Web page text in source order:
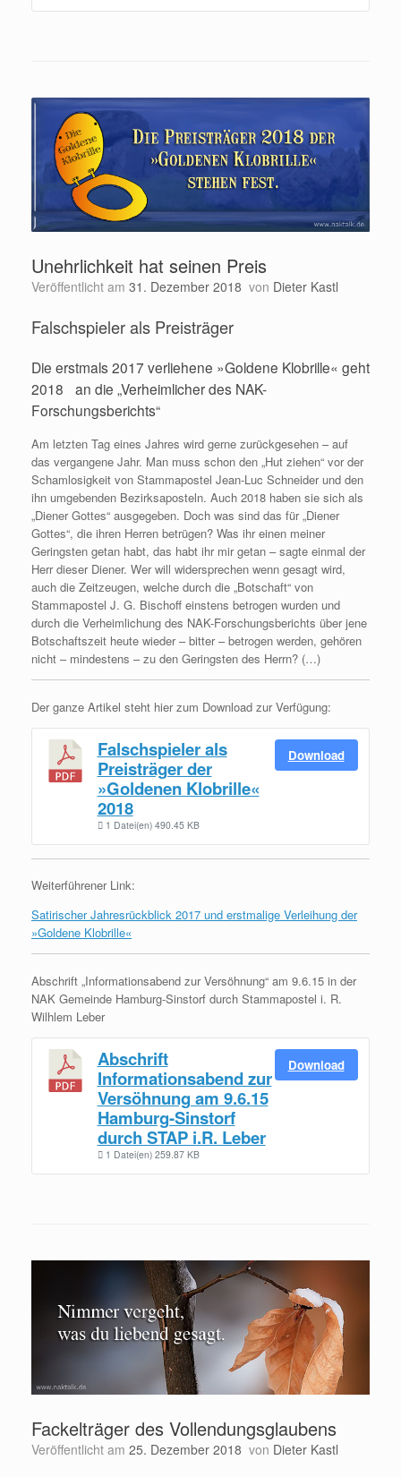
Unehrlichkeit hat seinen Preis
Veröffentlicht am 31. Dezember 2018 von Dieter Kastl
Falschspieler als Preisträger
Die erstmals 2017 verliehene »Goldene Klobrille« geht
2018 an die „Verheimlicher des NAK-
Forschungsberichts“
Am letzten Tag eines Jahres wird gerne zurückgesehen – auf
das vergangene Jahr. Man muss schon den „Hut ziehen“ vor der
Schamlosigkeit von Stammapostel Jean-Luc Schneider und den
ihn umgebenden Bezirksaposteln. Auch 2018 haben sie sich als
„Diener Gottes“ ausgegeben. Doch was sind das für „Diener
Gottes“, die ihren Herren betrügen? Was ihr einen meiner
Geringsten getan habt, das habt ihr mir getan – sagte einmal der
Herr dieser Diener. Wer will widersprechen wenn gesagt wird,
auch die Zeitzeugen, welche durch die „Botschaft“ von
Stammapostel J. G. Bischoff einstens betrogen wurden und
durch die Verheimlichung des NAK-Forschungsberichts über jene
Botschaftszeit heute wieder – bitter – betrogen werden, gehören
nicht – mindestens – zu den Geringsten des Herrn? (…)
Der ganze Artikel steht hier zum Download zur Verfügung:
Falschspieler als
Preisträger der
»Goldenen Klobrille«
2018
1 Datei(en) 490.45 KB
Download
Weiterführener Link:
Satirischer Jahresrückblick 2017 und erstmalige Verleihung der
»Goldene Klobrille«
Abschrift „Informationsabend zur Versöhnung“ am 9.6.15 in der
NAK Gemeinde Hamburg-Sinstorf durch Stammapostel i. R.
Wilhlem Leber
Abschrift
Informationsabend zur
Versöhnung am 9.6.15
Hamburg-Sinstorf
durch STAP i.R. Leber
1 Datei(en) 259.87 KB
Download
Fackelträger des Vollendungsglaubens
Veröffentlicht am 25. Dezember 2018 von Dieter Kastl